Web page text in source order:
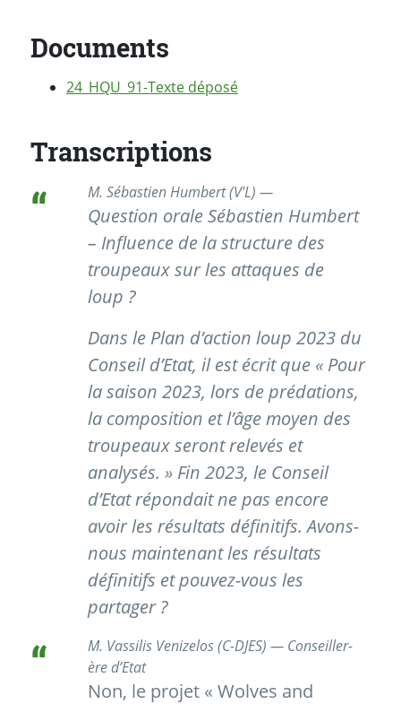
Documents
24_HQU_91-Texte déposé
Transcriptions
M. Sébastien Humbert (V'L) —
Question orale Sébastien Humbert
– Influence de la structure des
troupeaux sur les attaques de
loup ?
Dans le Plan d’action loup 2023 du
Conseil d’Etat, il est écrit que « Pour
la saison 2023, lors de prédations,
la composition et l’âge moyen des
troupeaux seront relevés et
analysés. » Fin 2023, le Conseil
d’Etat répondait ne pas encore
avoir les résultats définitifs. Avons-
nous maintenant les résultats
définitifs et pouvez-vous les
partager ?
M. Vassilis Venizelos (C-DJES) — Conseiller-
ère d’Etat
Non, le projet « Wolves and